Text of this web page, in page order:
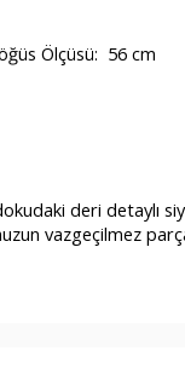
Ölçüsü: 56 cm
deri detaylı
vazgeçilmez